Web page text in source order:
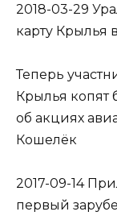
2018-03-29
карту Крылья
Теперь
Крылья
об акциях
Кошелёк
2017-09-14
первый